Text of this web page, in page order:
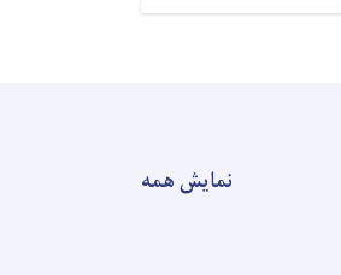
نمایش همه